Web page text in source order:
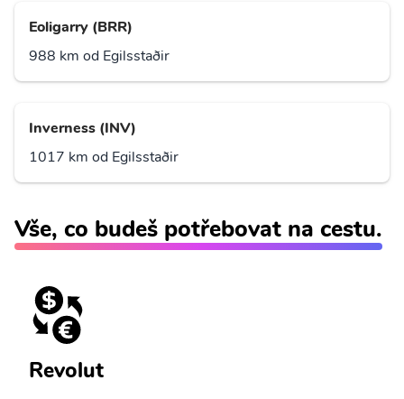
Eoligarry (BRR)
988 km od Egilsstaðir
Inverness (INV)
1017 km od Egilsstaðir
Vše, co budeš potřebovat na cestu.
Revolut